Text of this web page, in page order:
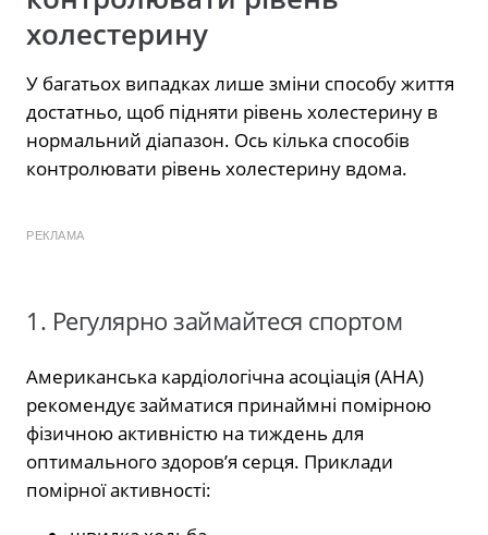
холестерину
У багатьох випадках лише зміни способу життя
достатньо, щоб підняти рівень холестерину в
нормальний діапазон. Ось кілька способів
контролювати рівень холестерину вдома.
РЕКЛАМА
1. Регулярно займайтеся спортом
Американська кардіологічна асоціація (AHA)
рекомендує займатися принаймні помірною
фізичною активністю на тиждень для
оптимального здоров’я серця. Приклади
помірної активності: